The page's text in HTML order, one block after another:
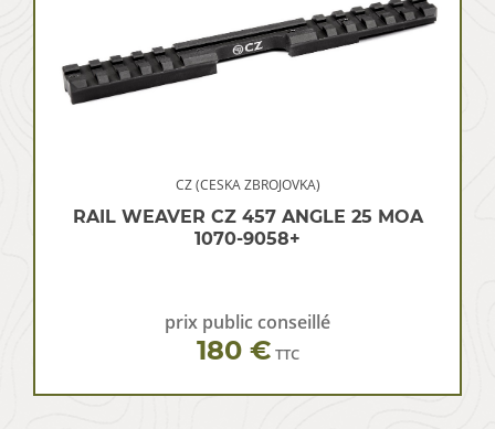
CZ (CESKA ZBROJOVKA)
RAIL WEAVER CZ 457 ANGLE 25 MOA
1070-9058+
prix public conseillé
180 € TTC